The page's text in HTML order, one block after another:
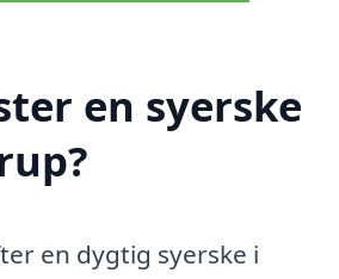
en syerske
en dygtig syerske i